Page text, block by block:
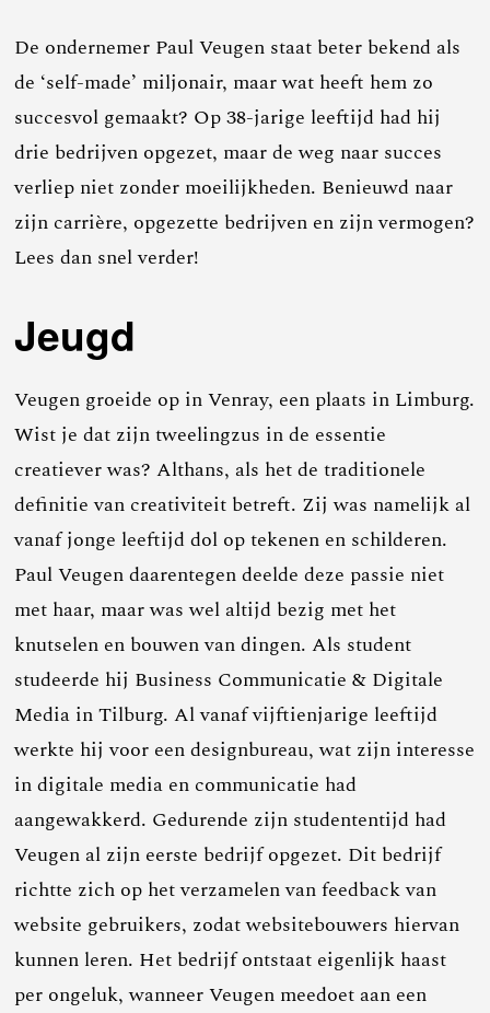
De ondernemer Paul Veugen staat beter bekend als
de ‘self-made’ miljonair, maar wat heeft hem zo
succesvol gemaakt? Op 38-jarige leeftijd had hij
drie bedrijven opgezet, maar de weg naar succes
verliep niet zonder moeilijkheden. Benieuwd naar
zijn carrière, opgezette bedrijven en zijn vermogen?
Lees dan snel verder!
Jeugd
Veugen groeide op in Venray, een plaats in Limburg.
Wist je dat zijn tweelingzus in de essentie
creatiever was? Althans, als het de traditionele
definitie van creativiteit betreft. Zij was namelijk al
vanaf jonge leeftijd dol op tekenen en schilderen.
Paul Veugen daarentegen deelde deze passie niet
met haar, maar was wel altijd bezig met het
knutselen en bouwen van dingen. Als student
studeerde hij Business Communicatie & Digitale
Media in Tilburg. Al vanaf vijftienjarige leeftijd
werkte hij voor een designbureau, wat zijn interesse
in digitale media en communicatie had
aangewakkerd. Gedurende zijn studententijd had
Veugen al zijn eerste bedrijf opgezet. Dit bedrijf
richtte zich op het verzamelen van feedback van
website gebruikers, zodat websitebouwers hiervan
kunnen leren. Het bedrijf ontstaat eigenlijk haast
per ongeluk, wanneer Veugen meedoet aan een